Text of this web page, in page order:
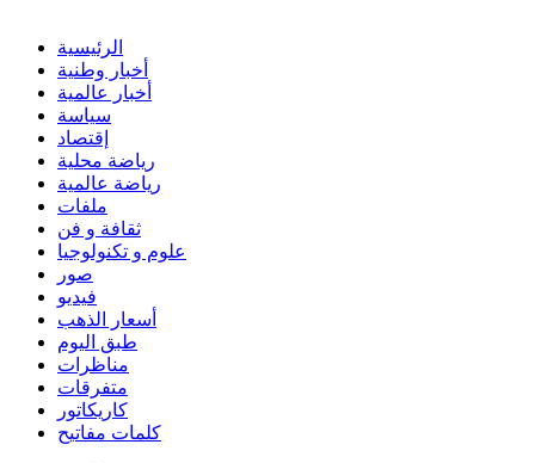
الرئيسية
أخبار وطنية
أخبار عالمية
سياسة
إقتصاد
رياضة محلية
رياضة عالمية
ملفات
ثقافة و فن
علوم و تكنولوجيا
صور
فيديو
أسعار الذهب
طبق اليوم
مناظرات
متفرقات
كاريكاتور
كلمات مفاتيح